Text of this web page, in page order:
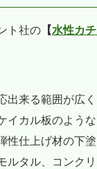
ト社の 【水性カ
出来る範囲が広
イカル板のよう
性仕上げ材の下
ルタル、コンク